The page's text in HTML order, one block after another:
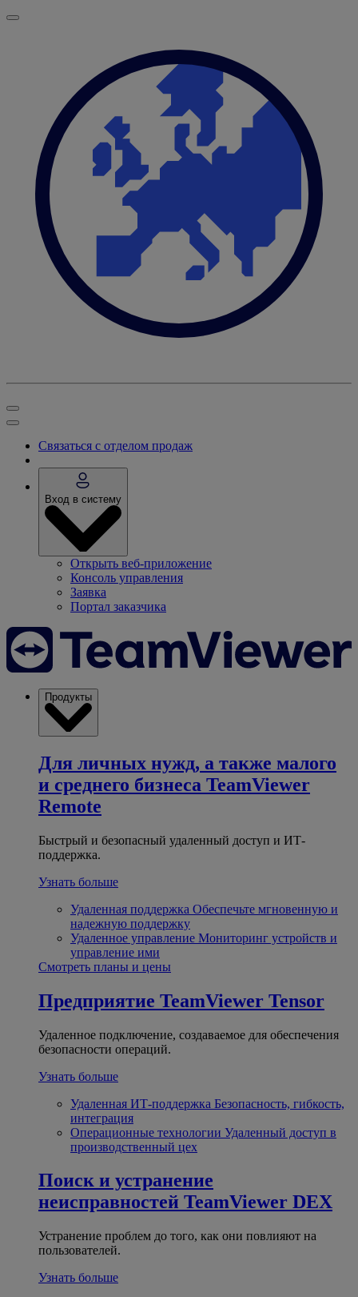
Связаться с отделом продаж
Вход в систему
Открыть веб-приложение
Консоль управления
Заявка
Портал заказчика
Продукты
Для личных нужд, а также малого
и среднего бизнеса TeamViewer
Remote
Быстрый и безопасный удаленный доступ и ИТ-
поддержка.
Узнать больше
Удаленная поддержка Обеспечьте мгновенную и
надежную поддержку
Удаленное управление Мониторинг устройств и
управление ими
Смотреть планы и цены
Предприятие TeamViewer Tensor
Удаленное подключение, создаваемое для обеспечения
безопасности операций.
Узнать больше
Удаленная ИТ-поддержка Безопасность, гибкость,
интеграция
Операционные технологии Удаленный доступ в
производственный цех
Поиск и устранение
неисправностей TeamViewer DEX
Устранение проблем до того, как они повлияют на
пользователей.
Узнать больше